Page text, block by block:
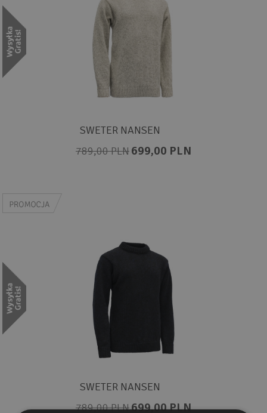
SWETER NANSEN
789,00 PLN699,00 PLN
SWETER NANSEN
789,00 PLN699,00 PLN